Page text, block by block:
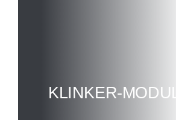
KLINKER-MODUL